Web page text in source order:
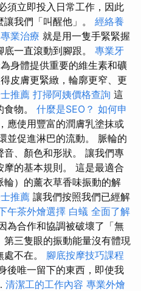
須立即投入日常工作，因此
我們「叫醒他」。 經絡養
業治療 就是用一隻手緊緊握
一直滾動到腳跟。 專業牙
身體提供重要的維生素和礦
皮膚更緊緻，輪廓更窄、更
推薦 打掃阿姨價格查詢 這
物。 什麼是SEO？ 如何申
應使用豐富的潤膚乳塗抹或
並促進淋巴的流動。 脈輪的
、顏色和形狀。 讓我們專
的基本規則。 這是最適合
）的薰衣草香味振動的解
推薦 讓我們按照我們已經解
午茶外燴選擇 白蟻 全面了解
為合作和協調被破壞了「無
三隻眼的振動能量沒有體現
不在。 腳底按摩技巧課程
後唯一留下的東西，即使我
清潔工的工作內容 專業外燴